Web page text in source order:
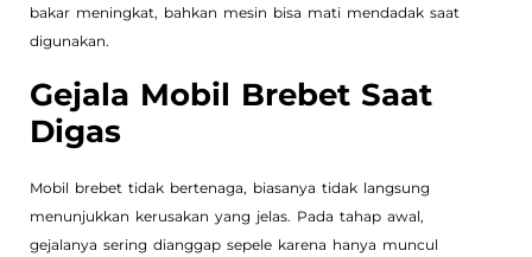
bakar meningkat, bahkan mesin bisa mati mendadak saat
digunakan.
Gejala Mobil Brebet Saat
Digas
Mobil brebet tidak bertenaga, biasanya tidak langsung
menunjukkan kerusakan yang jelas. Pada tahap awal,
gejalanya sering dianggap sepele karena hanya muncul